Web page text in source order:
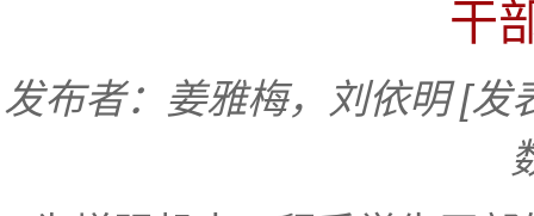
干
发布者：姜雅梅，刘依明 [发